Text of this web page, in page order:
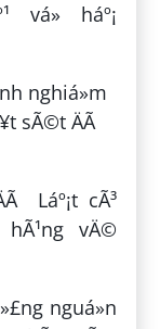
vá» háº¡
Láº¡t cÃ³
hÃ¹ng vÄ©
nguá»n